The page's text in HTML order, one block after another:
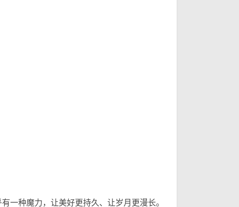
种魔力，让美好更持久、让岁月更漫长。